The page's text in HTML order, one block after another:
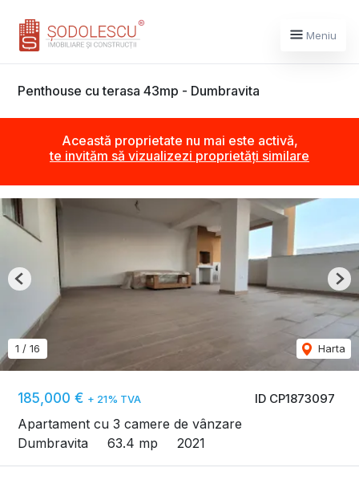
Meniu
Penthouse cu terasa 43mp - Dumbravita
Această proprietate nu mai este activă,
te invităm să vizualizezi proprietăți similare
ID CP1873097
185,000 € + 21% TVA
Apartament cu 3 camere de vânzare
Dumbravita
63.4 mp 2021
1 / 16 Harta
Previous